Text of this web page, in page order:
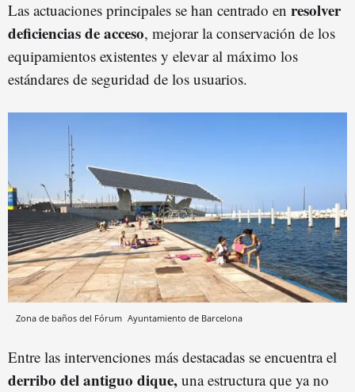
Las actuaciones principales se han centrado en resolver
deficiencias de acceso, mejorar la conservación de los
equipamientos existentes y elevar al máximo los
estándares de seguridad de los usuarios.
Zona de baños del Fórum Ayuntamiento de Barcelona
Entre las intervenciones más destacadas se encuentra el
derribo del antiguo dique, una estructura que ya no